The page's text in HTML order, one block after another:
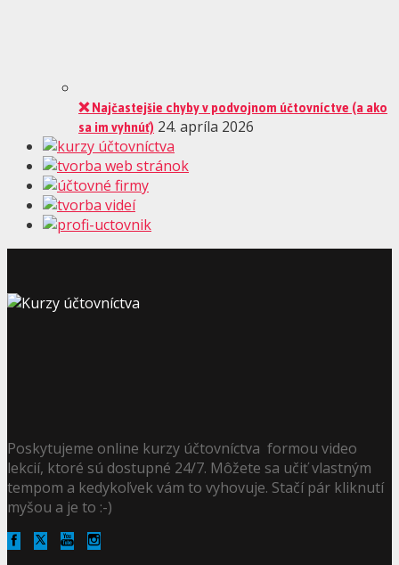
❌ Najčastejšie chyby v podvojnom účtovníctve (a ako
sa im vyhnúť) 24. apríla 2026
Poskytujeme online kurzy účtovníctva formou video
lekcií, ktoré sú dostupné 24/7. Môžete sa učiť vlastným
tempom a kedykoľvek vám to vyhovuje. Stačí pár kliknutí
myšou a je to :-)